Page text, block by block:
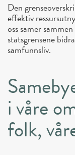
Den
effektiv
oss samer
statsgrensene
samfunnsliv.
i våre
folk,